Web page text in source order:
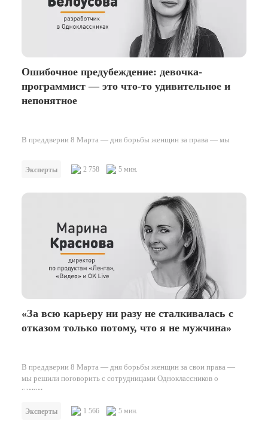
Ошибочное предубеждение: девочка-
программист — это что-то удивительное и
непонятное
В преддверии 8 Марта — дня борьбы женщин за права — мы
Эксперты 2 758 5 мин.
«За всю карьеру ни разу не сталкивалась с
отказом только потому, что я не мужчина»
В преддверии 8 Марта — дня борьбы женщин за свои права —
мы решили поговорить с сотрудницами Одноклассников о
самом…
Эксперты 1 566 5 мин.